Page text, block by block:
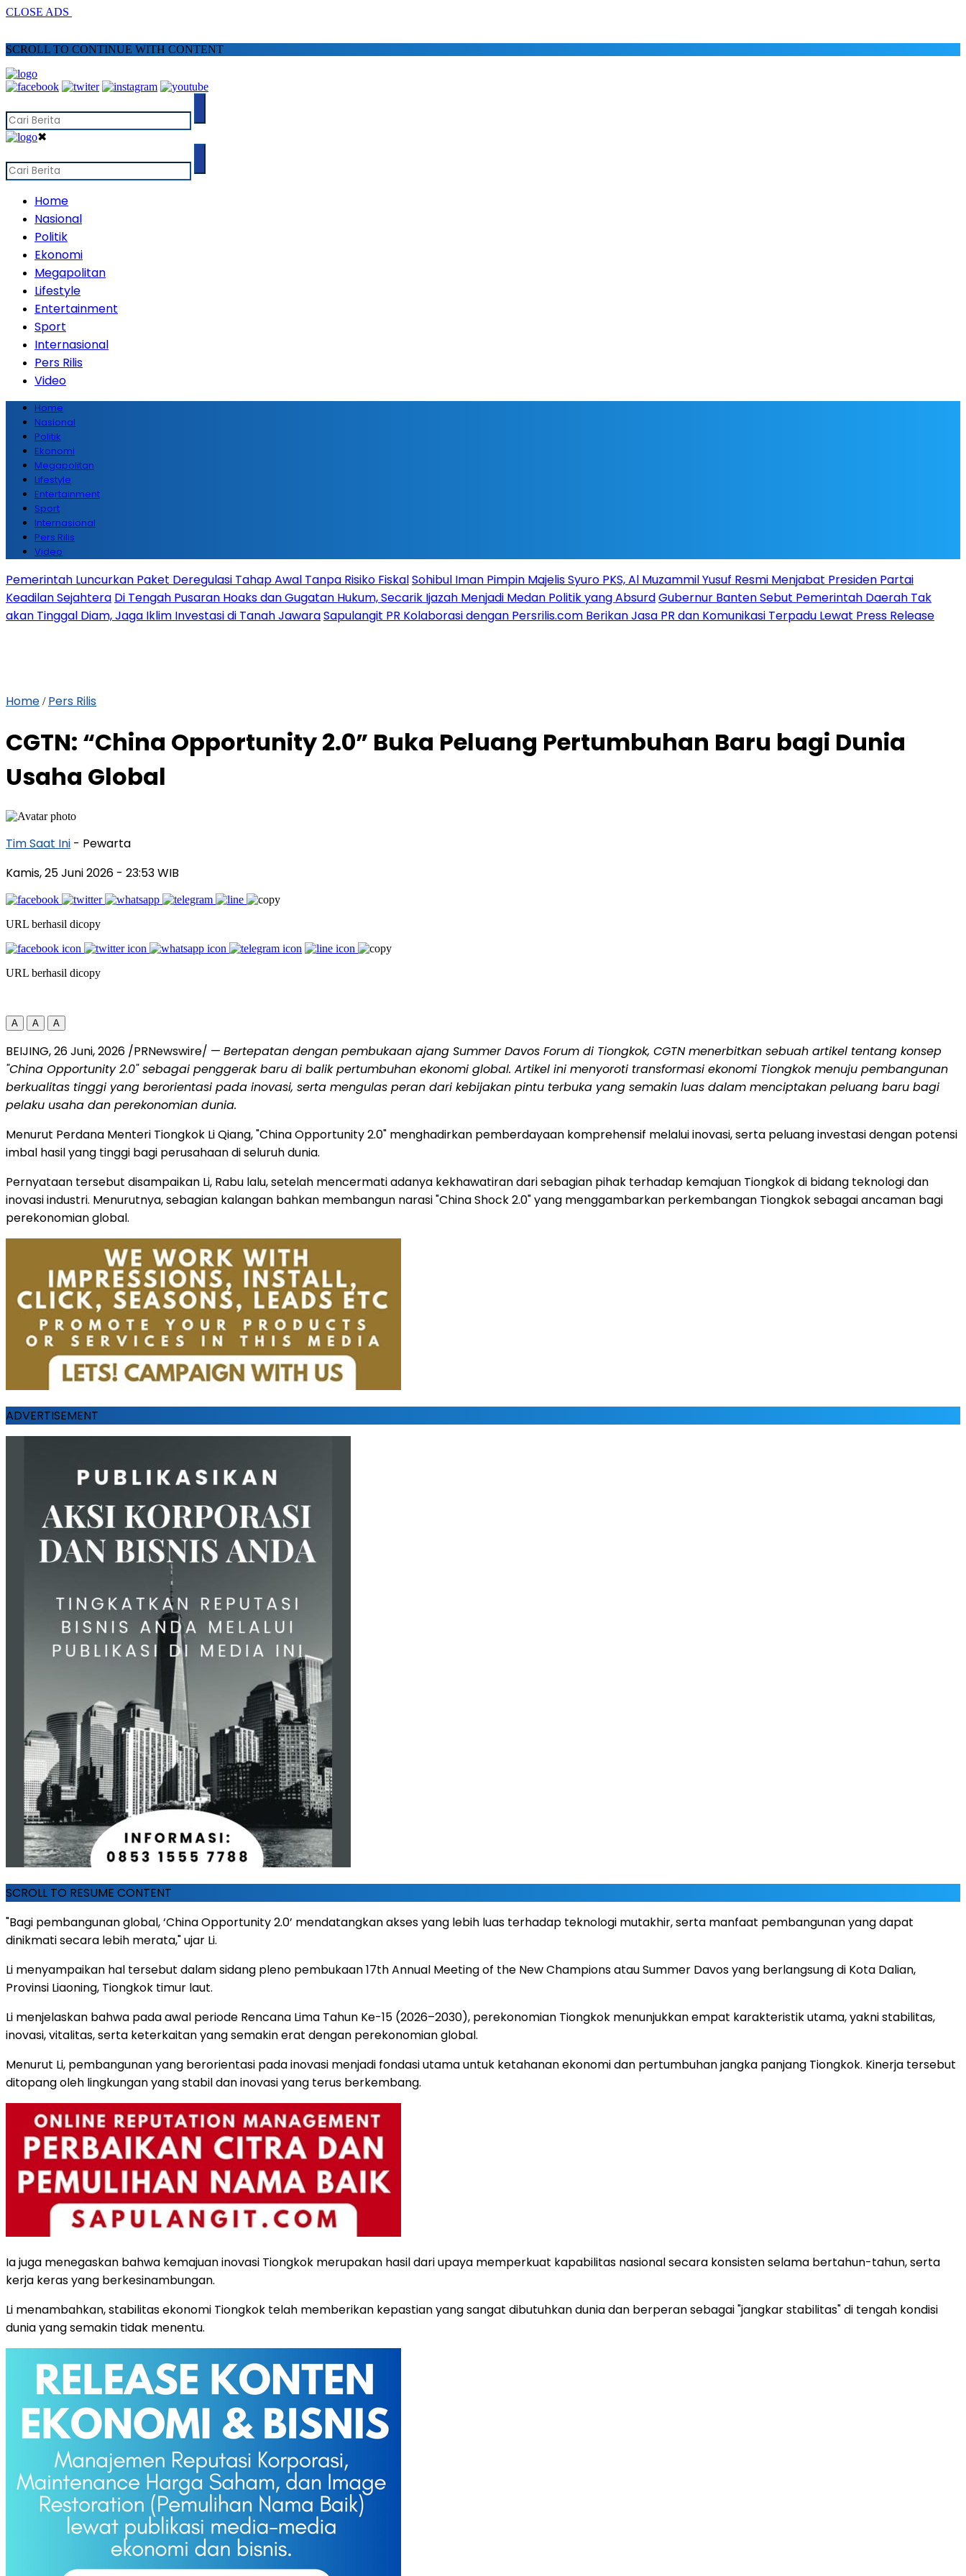
CLOSE ADS
SCROLL TO CONTINUE WITH CONTENT
✖
Home
Nasional
Politik
Ekonomi
Megapolitan
Lifestyle
Entertainment
Sport
Internasional
Pers Rilis
Video
Home
Nasional
Politik
Ekonomi
Megapolitan
Lifestyle
Entertainment
Sport
Internasional
Pers Rilis
Video
Pemerintah Luncurkan Paket Deregulasi Tahap Awal Tanpa Risiko FiskalSohibul Iman Pimpin Majelis Syuro PKS, Al Muzammil Yusuf Resmi Menjabat Presiden Partai
Keadilan Sejahtera Di Tengah Pusaran Hoaks dan Gugatan Hukum, Secarik Ijazah Menjadi Medan Politik yang AbsurdGubernur Banten Sebut Pemerintah Daerah Tak
akan Tinggal Diam, Jaga Iklim Investasi di Tanah JawaraSapulangit PR Kolaborasi dengan Persrilis.com Berikan Jasa PR dan Komunikasi Terpadu Lewat Press Release
Home / Pers Rilis
CGTN: “China Opportunity 2.0” Buka Peluang Pertumbuhan Baru bagi Dunia
Usaha Global
Tim Saat Ini - Pewarta
Kamis, 25 Juni 2026 - 23:53 WIB
URL berhasil dicopy
URL berhasil dicopy
A A A
BEIJING,26 Juni, 2026 /PRNewswire/ — Bertepatan dengan pembukaan ajang Summer Davos Forum di Tiongkok, CGTN menerbitkan sebuah artikel tentang konsep
"China Opportunity 2.0" sebagai penggerak baru di balik pertumbuhan ekonomi global. Artikel ini menyoroti transformasi ekonomi Tiongkok menuju pembangunan
berkualitas tinggi yang berorientasi pada inovasi, serta mengulas peran dari kebijakan pintu terbuka yang semakin luas dalam menciptakan peluang baru bagi
pelaku usaha dan perekonomian dunia.
Menurut Perdana Menteri Tiongkok Li Qiang, "China Opportunity 2.0" menghadirkan pemberdayaan komprehensif melalui inovasi, serta peluang investasi dengan potensi
imbal hasil yang tinggi bagi perusahaan di seluruh dunia.
Pernyataan tersebut disampaikan Li, Rabu lalu, setelah mencermati adanya kekhawatiran dari sebagian pihak terhadap kemajuan Tiongkok di bidang teknologi dan
inovasi industri. Menurutnya, sebagian kalangan bahkan membangun narasi "China Shock 2.0" yang menggambarkan perkembangan Tiongkok sebagai ancaman bagi
perekonomian global.
ADVERTISEMENT
SCROLL TO RESUME CONTENT
"Bagi pembangunan global, ‘China Opportunity 2.0’ mendatangkan akses yang lebih luas terhadap teknologi mutakhir, serta manfaat pembangunan yang dapat
dinikmati secara lebih merata," ujar Li.
Li menyampaikan hal tersebut dalam sidang pleno pembukaan 17th Annual Meeting of the New Champions atau Summer Davos yang berlangsung di Kota Dalian,
Provinsi Liaoning, Tiongkok timur laut.
Li menjelaskan bahwa pada awal periode Rencana Lima Tahun Ke-15 (2026–2030), perekonomian Tiongkok menunjukkan empat karakteristik utama, yakni stabilitas,
inovasi, vitalitas, serta keterkaitan yang semakin erat dengan perekonomian global.
Menurut Li, pembangunan yang berorientasi pada inovasi menjadi fondasi utama untuk ketahanan ekonomi dan pertumbuhan jangka panjang Tiongkok. Kinerja tersebut
ditopang oleh lingkungan yang stabil dan inovasi yang terus berkembang.
Ia juga menegaskan bahwa kemajuan inovasi Tiongkok merupakan hasil dari upaya memperkuat kapabilitas nasional secara konsisten selama bertahun-tahun, serta
kerja keras yang berkesinambungan.
Li menambahkan, stabilitas ekonomi Tiongkok telah memberikan kepastian yang sangat dibutuhkan dunia dan berperan sebagai "jangkar stabilitas" di tengah kondisi
dunia yang semakin tidak menentu.